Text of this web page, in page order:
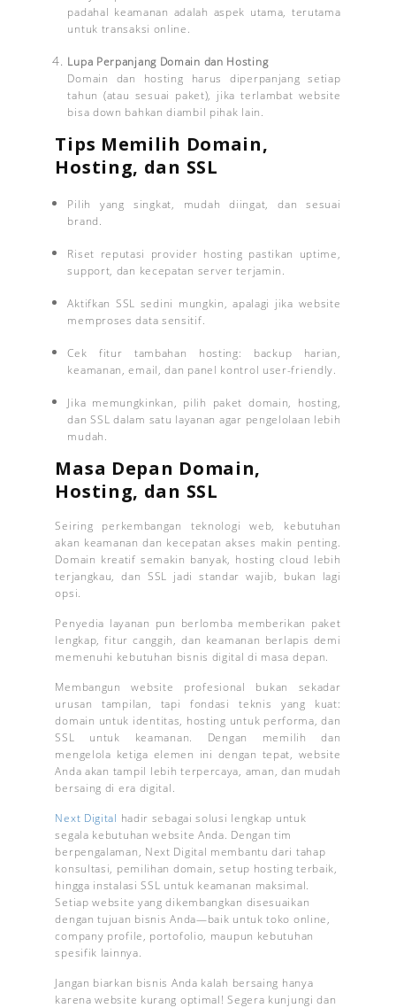
padahal keamanan adalah aspek utama, terutama
untuk transaksi online.
Lupa Perpanjang Domain dan Hosting
Domain dan hosting harus diperpanjang setiap
tahun (atau sesuai paket), jika terlambat website
bisa down bahkan diambil pihak lain.
Tips Memilih Domain,
Hosting, dan SSL
Pilih yang singkat, mudah diingat, dan sesuai
brand.
Riset reputasi provider hosting pastikan uptime,
support, dan kecepatan server terjamin.
Aktifkan SSL sedini mungkin, apalagi jika website
memproses data sensitif.
Cek fitur tambahan hosting: backup harian,
keamanan, email, dan panel kontrol user-friendly.
Jika memungkinkan, pilih paket domain, hosting,
dan SSL dalam satu layanan agar pengelolaan lebih
mudah.
Masa Depan Domain,
Hosting, dan SSL
Seiring perkembangan teknologi web, kebutuhan
akan keamanan dan kecepatan akses makin penting.
Domain kreatif semakin banyak, hosting cloud lebih
terjangkau, dan SSL jadi standar wajib, bukan lagi
opsi.
Penyedia layanan pun berlomba memberikan paket
lengkap, fitur canggih, dan keamanan berlapis demi
memenuhi kebutuhan bisnis digital di masa depan.
Membangun website profesional bukan sekadar
urusan tampilan, tapi fondasi teknis yang kuat:
domain untuk identitas, hosting untuk performa, dan
SSL untuk keamanan. Dengan memilih dan
mengelola ketiga elemen ini dengan tepat, website
Anda akan tampil lebih terpercaya, aman, dan mudah
bersaing di era digital.
Next Digital hadir sebagai solusi lengkap untuk
segala kebutuhan website Anda. Dengan tim
berpengalaman, Next Digital membantu dari tahap
konsultasi, pemilihan domain, setup hosting terbaik,
hingga instalasi SSL untuk keamanan maksimal.
Setiap website yang dikembangkan disesuaikan
dengan tujuan bisnis Anda—baik untuk toko online,
company profile, portofolio, maupun kebutuhan
spesifik lainnya.
Jangan biarkan bisnis Anda kalah bersaing hanya
karena website kurang optimal! Segera kunjungi dan